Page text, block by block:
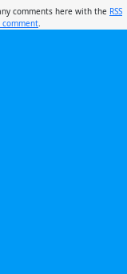
comments here with the RSS
comment